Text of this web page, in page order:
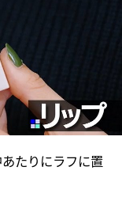
たりにラフに置